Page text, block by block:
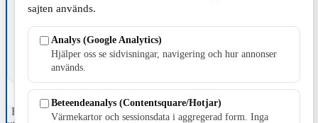
Fristående webbtidningsföretag grundat 1991 som sedan 2002 ger
sajten används.
Analys (Google Analytics)
Hjälper oss se sidvisningar, navigering och hur annonser
används.
Beteendeanalys (Contentsquare/Hotjar)
Värmekartor och sessionsdata i aggregerad form. Inga